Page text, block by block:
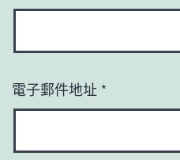
電子郵件地址 *